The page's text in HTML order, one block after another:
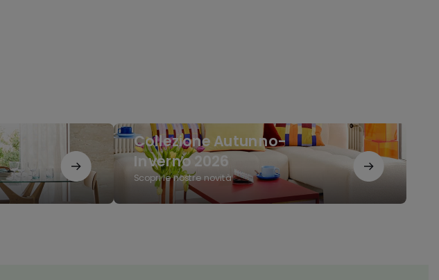
Collezione Autunno-
Inverno 2026
Scopri le nostre novità
Collezione
Autunno-
Inverno
2026